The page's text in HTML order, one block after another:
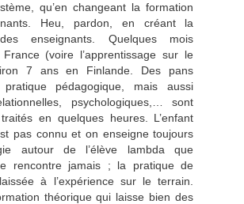
qu’en changeant la formation
Heu, pardon, en créant la
enseignants. Quelques mois
(voire l’apprentissage sur le
7 ans en Finlande. Des pans
pédagogique, mais aussi
psychologiques,… sont
en quelques heures. L’enfant
pas connu et on enseigne toujours
autour de l’élève lambda que
rencontre jamais ; la pratique de
à l’expérience sur le terrain.
théorique qui laisse bien des